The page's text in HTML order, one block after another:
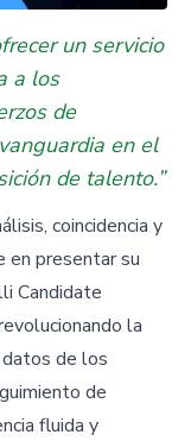
un servicio
a los
de
en el
de talento.”
coincidencia y
en presentar su
Candidate
la
de los
de
fluida y